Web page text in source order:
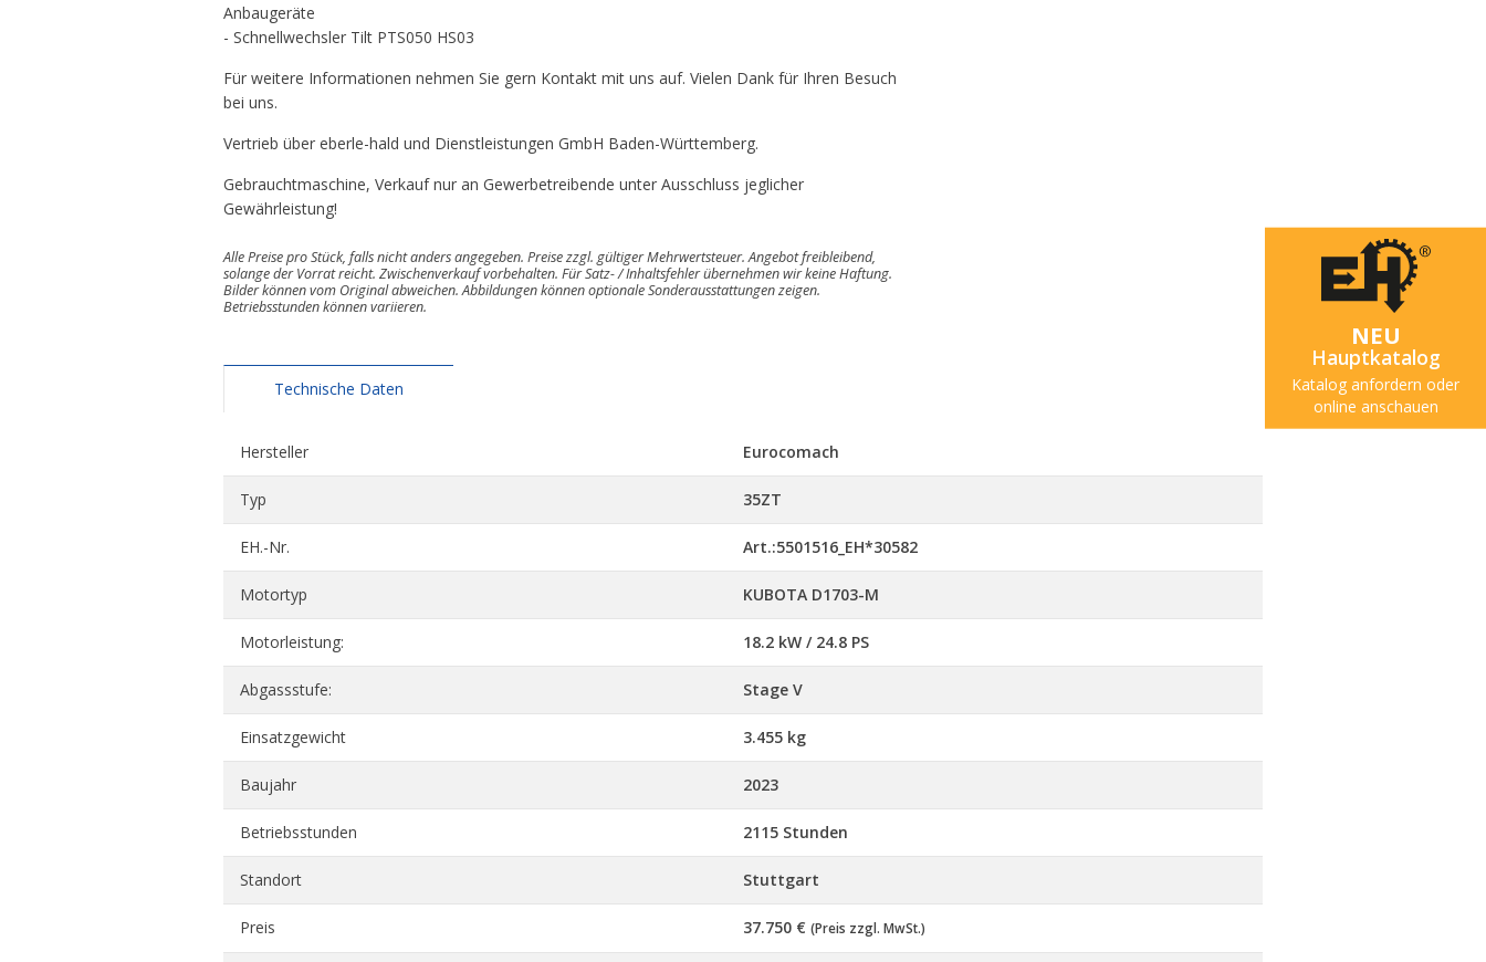
Anbaugeräte
- Schnellwechsler Tilt PTS050 HS03
Für weitere Informationen nehmen Sie gern Kontakt mit uns auf. Vielen Dank für Ihren Besuch
bei uns.
Vertrieb über eberle-hald und Dienstleistungen GmbH Baden-Württemberg.
Gebrauchtmaschine, Verkauf nur an Gewerbetreibende unter Ausschluss jeglicher
Gewährleistung!
Alle Preise pro Stück, falls nicht anders angegeben. Preise zzgl. gültiger Mehrwertsteuer. Angebot freibleibend,
solange der Vorrat reicht. Zwischenverkauf vorbehalten. Für Satz- / Inhaltsfehler übernehmen wir keine Haftung.
Bilder können vom Original abweichen. Abbildungen können optionale Sonderausstattungen zeigen.
Betriebsstunden können variieren.
Technische Daten
Hersteller Eurocomach
Typ 35ZT
EH.-Nr. Art.:5501516_EH*30582
Motortyp KUBOTA D1703-M
Motorleistung: 18.2 kW / 24.8 PS
Abgassstufe: Stage V
Einsatzgewicht 3.455 kg
Baujahr 2023
Betriebsstunden 2115 Stunden
Standort Stuttgart
Preis 37.750 € (Preis zzgl. MwSt.)
NEU
Hauptkatalog
Katalog anfordern oder
online anschauen